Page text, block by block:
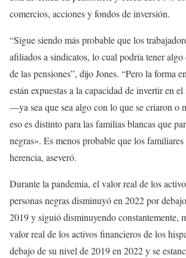
comercios, acciones y fondos de inversión.
“Sigue siendo más probable que los
afiliados a sindicatos, lo cual podría tener algo
de las pensiones”, dijo Jones. “Pero la forma
están expuestas a la capacidad de invertir en
—ya sea que sea algo con lo que se criaron o
eso es distinto para las familias blancas que
negras». Es menos probable que los
herencia, aseveró.
Durante la pandemia, el valor real de los
personas negras disminuyó en 2022 por
2019 y siguió disminuyendo constantemente,
valor real de los activos financieros de los
debajo de su nivel de 2019 en 2022 y se